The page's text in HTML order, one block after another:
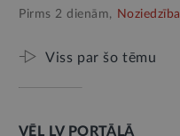
Pirms 2 dienām, Noziedzība
Viss par šo tēmu
VĒL LV PORTĀLĀ